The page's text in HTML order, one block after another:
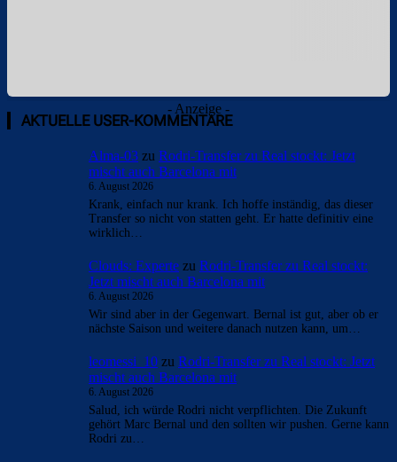
- Anzeige -
AKTUELLE USER-KOMMENTARE
Alma-03 zu Rodri-Transfer zu Real stockt: Jetzt
mischt auch Barcelona mit
6. August 2026
Krank, einfach nur krank. Ich hoffe inständig, das dieser
Transfer so nicht von statten geht. Er hatte definitiv eine
wirklich…
Clouds: Experte zu Rodri-Transfer zu Real stockt:
Jetzt mischt auch Barcelona mit
6. August 2026
Wir sind aber in der Gegenwart. Bernal ist gut, aber ob er
nächste Saison und weitere danach nutzen kann, um…
leomessi_10 zu Rodri-Transfer zu Real stockt: Jetzt
mischt auch Barcelona mit
6. August 2026
Salud, ich würde Rodri nicht verpflichten. Die Zukunft
gehört Marc Bernal und den sollten wir pushen. Gerne kann
Rodri zu…